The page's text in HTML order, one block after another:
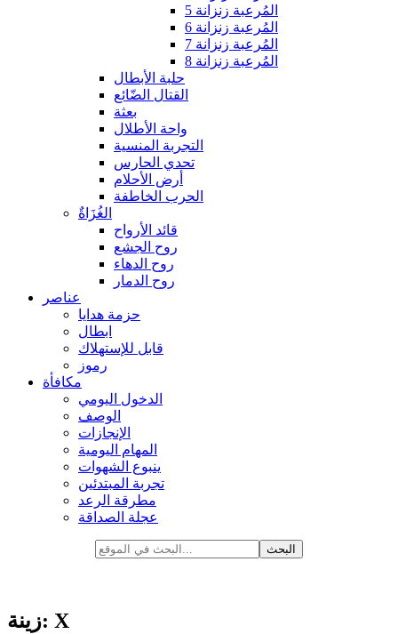
المُرعبة زنزانة 5
المُرعبة زنزانة 6
المُرعبة زنزانة 7
المُرعبة زنزانة 8
حلبة الأبطال
القتال الضّائع
بعثة
واحة الأطلال
التجربة المنسية
تحدي الحارس
أرض الأحلام
الحرب الخاطفة
الغُزَاةٌ
قائد الأرواح
روح الجشع
روح الدهاء
روح الدمار
عناصر
حزمة هدايا
ابطال
قابل للإستهلاك
رموز
مكافأة
الدخول اليومي
الوصف
الإنجازات
المهام اليومية
ينبوع الشهوات
تجربة المبتدئين
مطرقة الرعد
عجلة الصداقة
زينة: X